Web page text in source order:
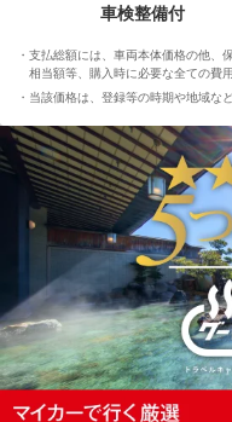
車検整備付
支払総額には、車両本体価格の他、
相当額等、購入時に必要な全ての費
当該価格は、登録等の時期や地域な